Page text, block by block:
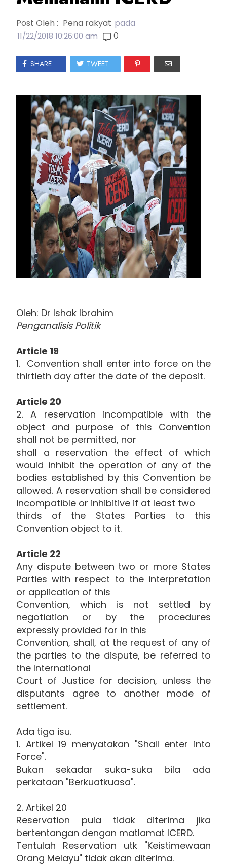
Post Oleh : Pena rakyat pada
11/22/2018 10:26:00 am 0
SHARE TWEET
Oleh: Dr Ishak Ibrahim
Penganalisis Politik
Article 19
1. Convention shall enter into force on the
thirtieth day after the date of the deposit.
Article 20
2. A reservation incompatible with the
object and purpose of this Convention
shall not be permitted, nor
shall a reservation the effect of which
would inhibit the operation of any of the
bodies established by this Convention be
allowed. A reservation shall be considered
incompatible or inhibitive if at least two
thirds of the States Parties to this
Convention object to it.
Article 22
Any dispute between two or more States
Parties with respect to the interpretation
or application of this
Convention, which is not settled by
negotiation or by the procedures
expressly provided for in this
Convention, shall, at the request of any of
the parties to the dispute, be referred to
the International
Court of Justice for decision, unless the
disputants agree to another mode of
settlement.
Ada tiga isu.
1. Artikel 19 menyatakan "Shall enter into
Force".
Bukan sekadar suka-suka bila ada
perkataan "Berkuatkuasa".
2. Artikel 20
Reservation pula tidak diterima jika
bertentangan dengan matlamat ICERD.
Tentulah Reservation utk "Keistimewaan
Orang Melayu" tidak akan diterima.